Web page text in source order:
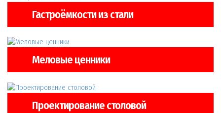
Гастроёмкости из стали
Меловые ценники
Проектирование столовой